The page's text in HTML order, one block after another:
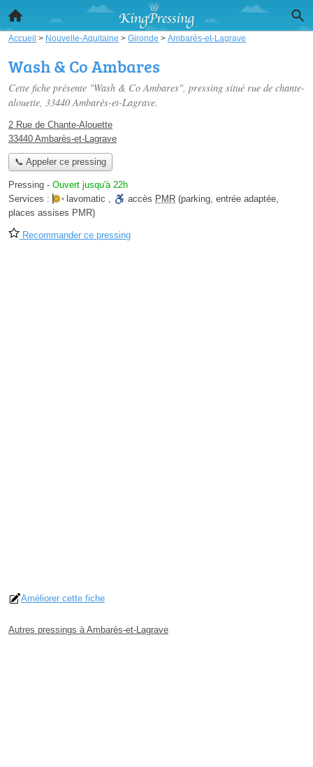
Accueil > Nouvelle-Aquitaine > Gironde > Ambarès-et-Lagrave
Wash & Co Ambares
Cette fiche présente "Wash & Co Ambares", pressing situé rue de chante-
alouette, 33440 Ambarès-et-Lagrave.
2 Rue de Chante-Alouette
33440 Ambarès-et-Lagrave
📞 Appeler ce pressing
Pressing - Ouvert jusqu'à 22h
Services :
lavomatic , accès PMR (parking, entrée adaptée,
places assises PMR)
Recommander ce pressing
Améliorer cette fiche
Autres pressings à Ambarès-et-Lagrave